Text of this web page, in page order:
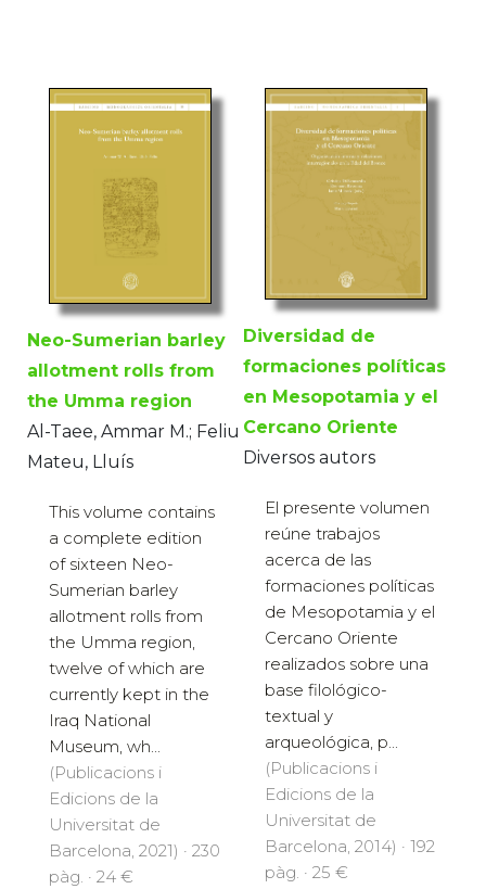
Neo-Sumerian barley
allotment rolls from
the Umma region
Al-Taee, Ammar M.; Feliu
Mateu, Lluís
This volume contains
a complete edition
of sixteen Neo-
Sumerian barley
allotment rolls from
the Umma region,
twelve of which are
currently kept in the
Iraq National
Museum, wh...
(Publicacions i
Edicions de la
Universitat de
Barcelona, 2021) · 230
pàg. · 24 €
Diversidad de
formaciones políticas
en Mesopotamia y el
Cercano Oriente
Diversos autors
El presente volumen
reúne trabajos
acerca de las
formaciones po­líticas
de Mesopotamia y el
Cercano Oriente
realizados sobre una
base filológico-
textual y
arqueológica, p...
(Publicacions i
Edicions de la
Universitat de
Barcelona, 2014) · 192
pàg. · 25 €